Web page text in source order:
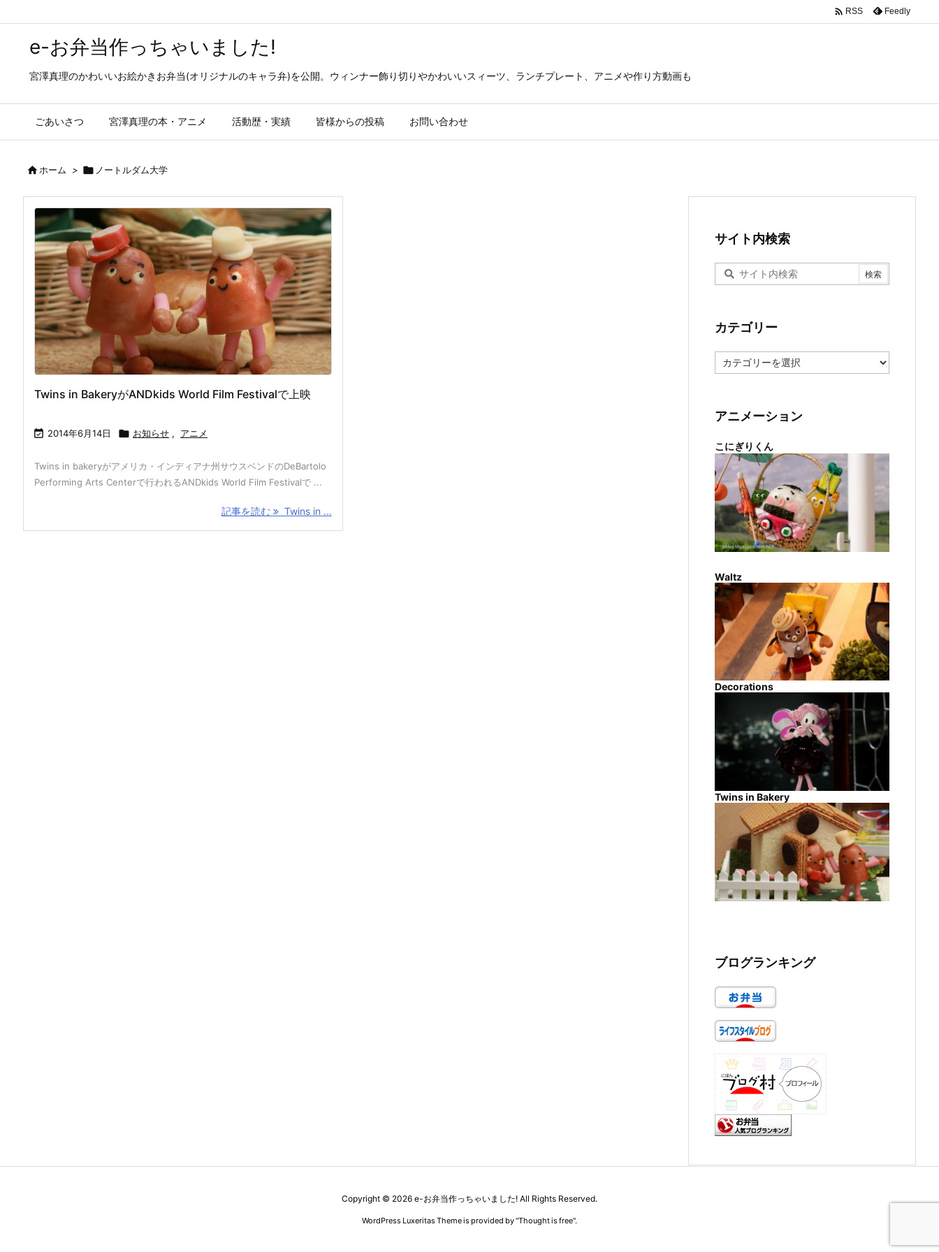
e-お弁当作っちゃいました!
宮澤真理のかわいいお絵かきお弁当(オリジナルのキャラ弁)を公開。ウィンナー飾り切りやかわいいスィーツ、ランチプレート、アニメや作り方動画も
ごあいさつ 宮澤真理の本・アニメ 活動歴・実績 皆様からの投稿 お問い合わせ
 RSS Feedly
ホーム >  ノートルダム大学
Twins in BakeryがANDkids World Film Festivalで上映
 2014年6月14日  お知らせ , アニメ
Twins in bakeryがアメリカ・インディアナ州サウスベンドのDeBartolo
Performing Arts Centerで行われるANDkids World Film Festivalで ...
記事を読む Twins in ...
サイト内検索
カテゴリー
テ
ー
アニメーション
こにぎりくん
Waltz
Decorations
Twins in Bakery
ブログランキング
Copyright © 2026 e-お弁当作っちゃいました! All Rights Reserved.
WordPress Luxeritas Theme is provided by "Thought is free".